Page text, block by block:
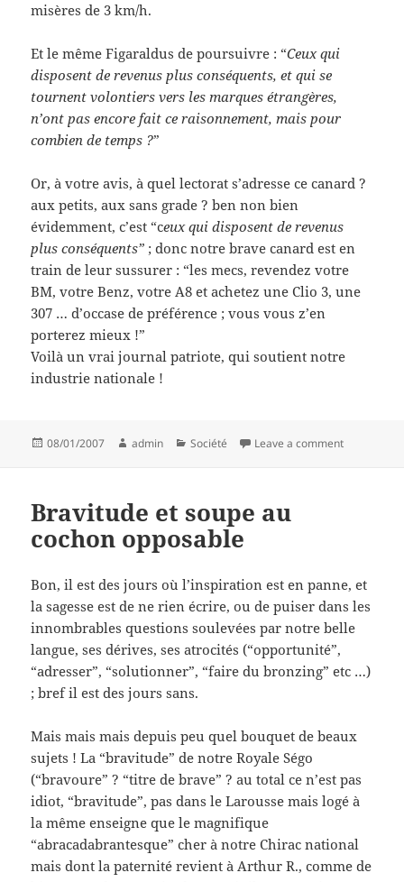
misères de 3 km/h.
Et le même Figaraldus de poursuivre : “Ceux qui
disposent de revenus plus conséquents, et qui se
tournent volontiers vers les marques étrangères,
n’ont pas encore fait ce raisonnement, mais pour
combien de temps ?”
Or, à votre avis, à quel lectorat s’adresse ce canard ?
aux petits, aux sans grade ? ben non bien
évidemment, c’est “ceux qui disposent de revenus
plus conséquents” ; donc notre brave canard est en
train de leur sussurer : “les mecs, revendez votre
BM, votre Benz, votre A8 et achetez une Clio 3, une
307 … d’occase de préférence ; vous vous z’en
porterez mieux !”
Voilà un vrai journal patriote, qui soutient notre
industrie nationale !
Posted
08/01/2007 Author
admin Categories
Société Leave a commenton Ma
Bravitude et soupe au
cochon opposable
Bon, il est des jours où l’inspiration est en panne, et
la sagesse est de ne rien écrire, ou de puiser dans les
innombrables questions soulevées par notre belle
langue, ses dérives, ses atrocités (“opportunité”,
“adresser”, “solutionner”, “faire du bronzing” etc …)
; bref il est des jours sans.
Mais mais mais depuis peu quel bouquet de beaux
sujets ! La “bravitude” de notre Royale Ségo
(“bravoure” ? “titre de brave” ? au total ce n’est pas
idiot, “bravitude”, pas dans le Larousse mais logé à
la même enseigne que le magnifique
“abracadabrantesque” cher à notre Chirac national
mais dont la paternité revient à Arthur R., comme de